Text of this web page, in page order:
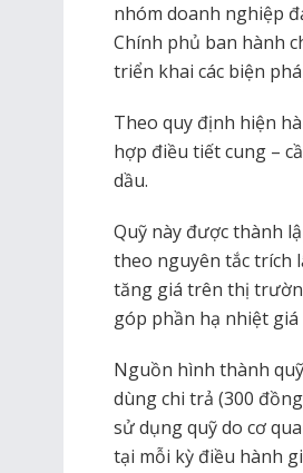
nhóm doanh nghiệp
Chính phủ ban hành
triển khai các biện
Theo quy định hiện
hợp điều tiết cung –
dầu.
Quỹ này được thành
theo nguyên tắc trích
tăng giá trên thị
góp phần hạ nhiệt
Nguồn hình thành
dùng chi trả (300
sử dụng quỹ do cơ
tại mỗi kỳ điều hành